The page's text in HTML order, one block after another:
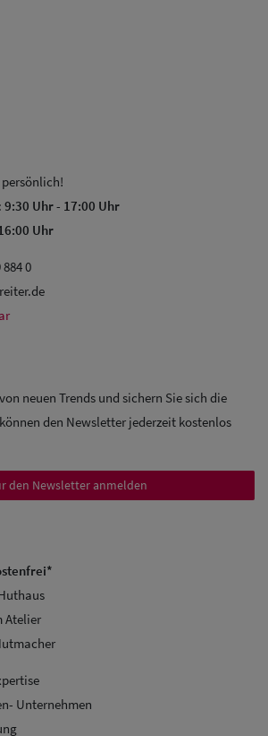
9:30 Uhr- 17:00 Uhr
Uhr
884 0
neuen Trends und sichern Sie sich die
den Newsletter jederzeit kostenlos
den Newsletter anmelden
Atelier
Unternehmen